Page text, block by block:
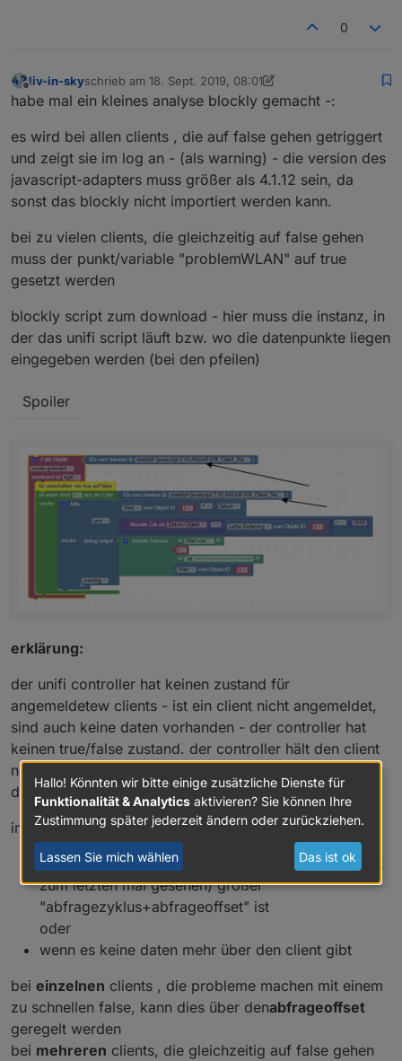
0
Offline
liv-in-skyschrieb am 18. Sept. 2019, 08:01
zuletzt editiert von liv-in-sky
habe mal ein kleines analyse blockly gemacht -:
es wird bei allen clients , die auf false gehen getriggert
und zeigt sie im log an - (als warning) - die version des
javascript-adapters muss größer als 4.1.12 sein, da
sonst das blockly nicht importiert werden kann.
bei zu vielen clients, die gleichzeitig auf false gehen
muss der punkt/variable "problemWLAN" auf true
gesetzt werden
blockly script zum download - hier muss die instanz, in
der das unifi script läuft bzw. wo die datenpunkte liegen
eingegeben werden (bei den pfeilen)
Spoiler
erklärung:
der unifi controller hat keinen zustand für
angemeldetew clients - ist ein client nicht angemeldet,
sind auch keine daten vorhanden - der controller hat
keinen true/false zustand. der controller hält den client
noch für ca 5 min aktiv, bevor er ihn ganz aus seiner
datenbank löscht
im script wird also bei 2 triggern auf false gesetzt:
wenn der last_seen_by_uap (wann wurde das gerät
zum letzten mal gesehen) größer
"abfragezyklus+abfrageoffset" ist
oder
wenn es keine daten mehr über den client gibt
bei einzelnen clients , die probleme machen mit einem
zu schnellen false, kann dies über denabfrageoffset
geregelt werden
bei mehreren clients, die gleichzeitig auf false gehen
Hallo! Könnten wir bitte einige zusätzliche Dienste für
Funktionalität & Analytics aktivieren? Sie können Ihre
Zustimmung später jederzeit ändern oder zurückziehen.
Lassen Sie mich wählen Das ist ok